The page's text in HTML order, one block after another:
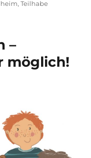
,Teilhabe
–
möglich!